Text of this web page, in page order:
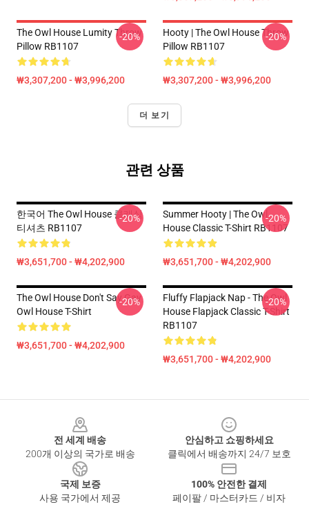
The Owl House Lumity Throw
Pillow RB1107
₩3,307,200 - ₩3,996,200
-20%
Hooty | The Owl House Throw
Pillow RB1107
₩3,307,200 - ₩3,996,200
-20%
더 보기
관련 상품
한국어 The Owl House 클래식
티셔츠 RB1107
₩3,651,700 - ₩4,202,900
-20%
Summer Hooty | The Owl
House Classic T-Shirt RB1107
₩3,651,700 - ₩4,202,900
-20%
The Owl House Don't Say Gay
Owl House T-Shirt
₩3,651,700 - ₩4,202,900
-20%
Fluffy Flapjack Nap - The Owl
House Flapjack Classic T-Shirt
RB1107
₩3,651,700 - ₩4,202,900
-20%
전 세계 배송
200개 이상의 국가로 배송
안심하고 쇼핑하세요
클릭에서 배송까지 24/7 보호
국제 보증
사용 국가에서 제공
100% 안전한 결제
페이팔 / 마스터카드 / 비자